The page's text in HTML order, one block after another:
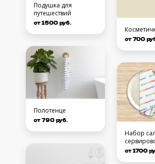
Подушка для
путешествий
от 1500 руб.
Полотенце
от 790 руб.
от 700
Набор
от 1700